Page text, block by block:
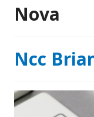
Nova
Ncc